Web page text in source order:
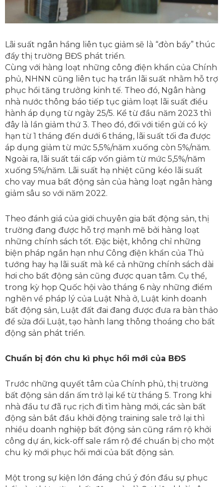
Lãi suất ngân hầng liên tục giảm sẽ là “đòn bẩy” thúc
đẩy thị trường BĐS phát triển.
Cùng với hàng loạt những công điện khẩn của Chính
phủ, NHNN cũng liên tục hạ trần lãi suất nhằm hỗ trợ
phục hồi tăng trưởng kinh tế. Theo đó, Ngân hàng
nhà nước thông báo tiếp tục giảm loạt lãi suất điều
hành áp dụng từ ngày 25/5. Kể từ đầu năm 2023 thì
đây là lần giảm thứ 3. Theo đó, đối với tiền gửi có kỳ
hạn từ 1 tháng đến dưới 6 tháng, lãi suất tối đa được
áp dụng giảm từ mức 5,5%/năm xuống còn 5%/năm.
Ngoài ra, lãi suất tái cấp vốn giảm từ mức 5,5%/năm
xuống 5%/năm. Lãi suất hạ nhiệt cũng kéo lãi suất
cho vay mua bất động sản của hàng loạt ngân hàng
giảm sâu so với năm 2022.
Theo đánh giá của giới chuyên gia bất động sản, thị
trường đang được hỗ trợ mạnh mẽ bởi hàng loạt
những chính sách tốt. Đặc biệt, không chỉ những
biện pháp ngắn hạn như Công điện khẩn của Thủ
tướng hay hạ lãi suất mà kể cả những chính sách dài
hơi cho bất động sản cũng được quan tâm. Cụ thể,
trong kỳ họp Quốc hội vào tháng 6 này những điểm
nghẽn về pháp lý của Luật Nhà ở, Luật kinh doanh
bất động sản, Luật đất đai đang được đưa ra bàn thảo
để sửa đổi Luật, tạo hành lang thông thoáng cho bất
động sản phát triển.
Chuẩn bị đón chu kì phục hồi mới của BĐS
Trước những quyết tâm của Chính phủ, thị trường
bất động sản dần ấm trở lại kể từ tháng 5. Trong khi
nhà đầu tư đã rục rịch đi tìm hàng mới, các sàn bất
động sản bắt đầu khởi động training sale trở lại thì
nhiều doanh nghiệp bất động sản cũng rầm rộ khởi
công dự án, kick-off sale rầm rộ để chuẩn bị cho một
chu kỳ mới phục hồi mới của bất động sản.
Một trong sự kiện lớn đáng chú ý đón đầu sự phục